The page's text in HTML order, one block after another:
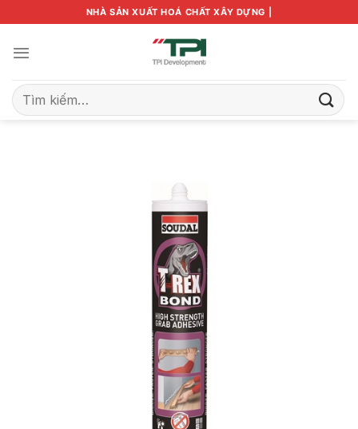
qua
nội
NHÀ SẢN XUẤT HOÁ CHẤT XÂY DỰNG |
Tìm
kiếm: